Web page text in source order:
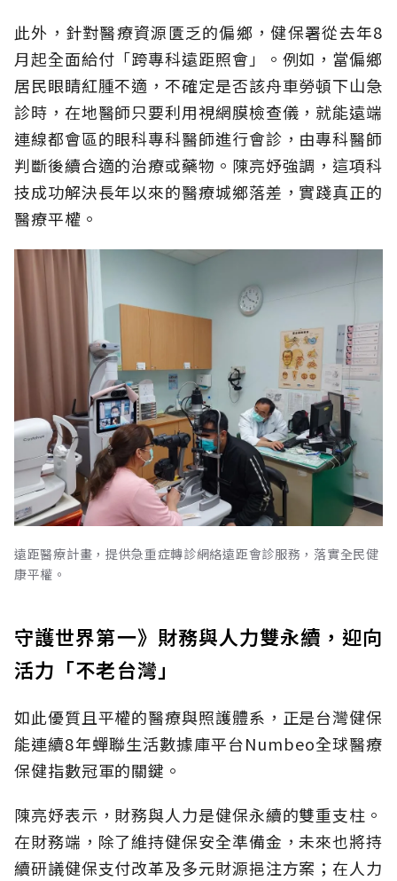
此外，針對醫療資源匱乏的偏鄉，健保署從去年8
月起全面給付「跨專科遠距照會」。例如，當偏鄉
居民眼睛紅腫不適，不確定是否該舟車勞頓下山急
診時，在地醫師只要利用視網膜檢查儀，就能遠端
連線都會區的眼科專科醫師進行會診，由專科醫師
判斷後續合適的治療或藥物。陳亮妤強調，這項科
技成功解決長年以來的醫療城鄉落差，實踐真正的
醫療平權。
遠距醫療計畫，提供急重症轉診網絡遠距會診服務，落實全民健
康平權。
守護世界第一》財務與人力雙永續，迎向
活力「不老台灣」
如此優質且平權的醫療與照護體系，正是台灣健保
能連續8年蟬聯生活數據庫平台Numbeo全球醫療
保健指數冠軍的關鍵。
陳亮妤表示，財務與人力是健保永續的雙重支柱。
在財務端，除了維持健保安全準備金，未來也將持
續研議健保支付改革及多元財源挹注方案；在人力